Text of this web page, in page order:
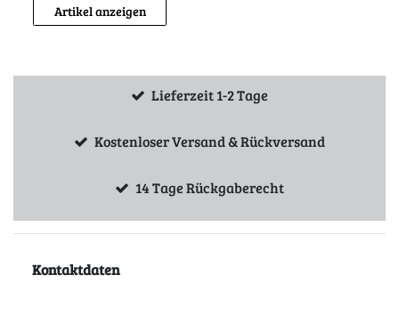
Artikel anzeigen
Lieferzeit 1-2 Tage
Kostenloser Versand & Rückversand
14 Tage Rückgaberecht
Kontaktdaten